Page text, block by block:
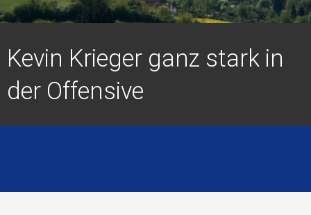
Kevin Krieger ganz stark in
der Offensive